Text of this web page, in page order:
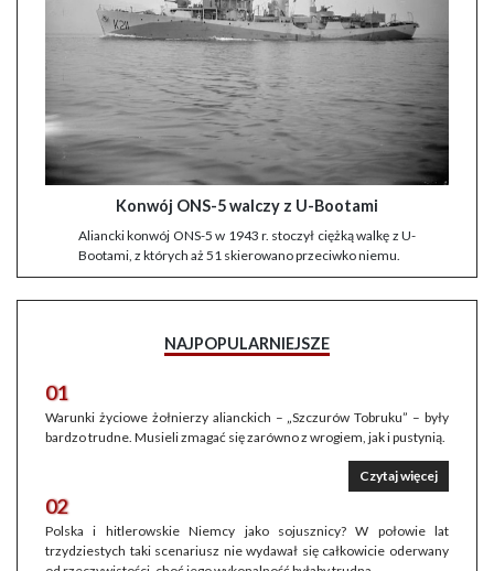
Konwój ONS-5 walczy z U-Bootami
Aliancki konwój ONS-5 w 1943 r. stoczył ciężką walkę z U-
Bootami, z których aż 51 skierowano przeciwko niemu.
NAJPOPULARNIEJSZE
01
Warunki życiowe żołnierzy alianckich – „Szczurów Tobruku” – były
bardzo trudne. Musieli zmagać się zarówno z wrogiem, jak i pustynią.
Czytaj więcej
02
Polska i hitlerowskie Niemcy jako sojusznicy? W połowie lat
trzydziestych taki scenariusz nie wydawał się całkowicie oderwany